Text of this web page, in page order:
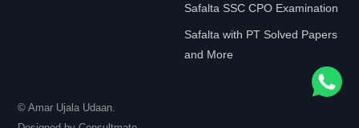
Safalta SSC CPO Examination
Safalta with PT Solved Papers
and More
© Amar Ujala Udaan.